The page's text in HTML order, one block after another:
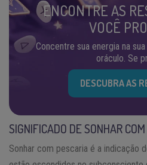
ENCONTRE AS
VOCÊ
Concentre sua energia na
oráculo. Se
DESCUBRA AS
SIGNIFICADO DE SONHAR
Sonhar com pescaria é a indicação